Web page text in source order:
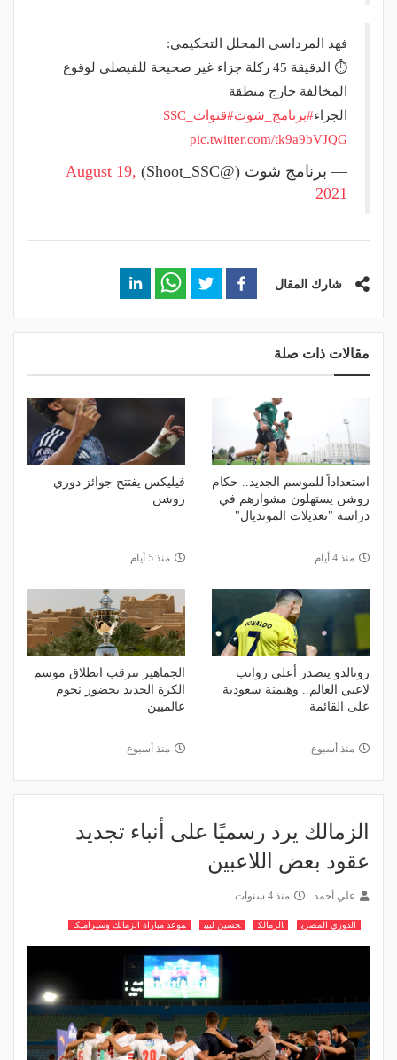
فهد المرداسي المحلل التحكيمي:
⏱️ الدقيقة 45 ركلة جزاء غير صحيحة للفيصلي لوقوع
المخالفة خارج منطقة
الجزاء#برنامج_شوت#قنوات_SSC
pic.twitter.com/tk9a9bVJQG
— برنامج شوت (@Shoot_SSC)
August 19,
2021
شارك المقال
مقالات ذات صلة
استعداداً للموسم الجديد.. حكام
روشن يستهلون مشوارهم في
دراسة "تعديلات المونديال"
منذ 4 أيام
فيليكس يفتتح جوائز دوري
روشن
منذ 5 أيام
رونالدو يتصدر أعلى رواتب
لاعبي العالم.. وهيمنة سعودية
على القائمة
منذ أسبوع
الجماهير تترقب انطلاق موسم
الكرة الجديد بحضور نجوم
عالميين
منذ أسبوع
الزمالك يرد رسميًا على أنباء تجديد
عقود بعض اللاعبين
علي أحمد منذ 4 سنوات
الدوري المصري الزمالك حسين لبيب موعد مباراة الزمالك وسيراميكا